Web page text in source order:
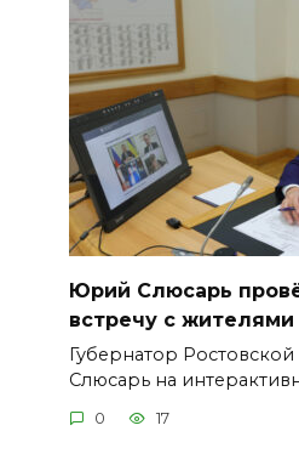
Юрий Слюсарь
встречу с жителями
Губернатор
Слюсарь на
0 17